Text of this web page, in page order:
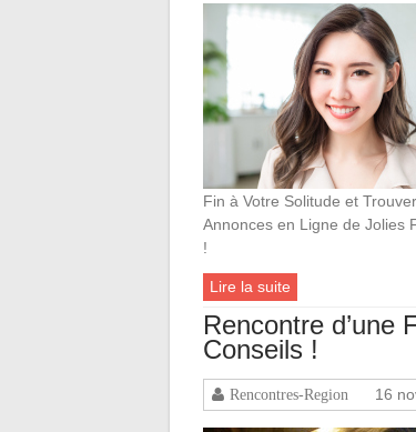
Fin à Votre Solitude et
Annonces en Ligne de Jolies
!
Lire la suite
Rencontre d’une
Conseils !
Rencontres-Region 16